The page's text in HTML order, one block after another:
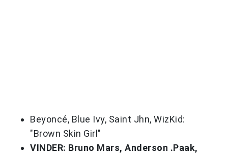
Beyoncé, Blue Ivy, Saint Jhn, WizKid:
"Brown Skin Girl"
VINDER: Bruno Mars, Anderson .Paak,